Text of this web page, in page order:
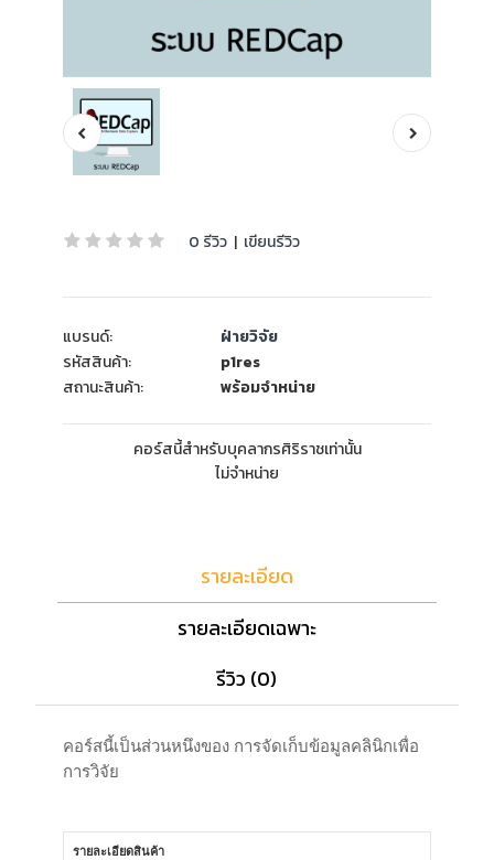
0 รีวิว | เขียนรีวิว
แบรนด์:
ฝ่ายวิจัย
รหัสสินค้า:
p1res
สถานะสินค้า:
พร้อมจำหน่าย
คอร์สนี้สำหรับบุคลากรศิริราชเท่านั้น
ไม่จำหน่าย
รายละเอียด
รายละเอียดเฉพาะ
รีวิว (0)
คอร์สนี้เป็นส่วนหนึงของ การจัดเก็บข้อมูลคลินิกเพื่อ
การวิจัย
รายละเอียดสินค้า